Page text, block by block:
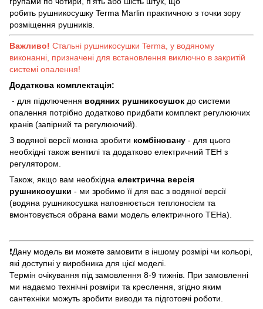
робить рушникосушку Terma Marlin практичною з точки зору
розміщення рушників.
Важливо! Стальні рушникосушки Terma, у водяному
виконанні, призначені для встановлення виключно в закритій
системі опалення!
Додаткова комплектація:
- для підключення водяних рушникосушок до системи
опалення потрібно додатково придбати комплект регулюючих
кранів (запірний та регулюючий).
З водяної версії можна зробити комбіновану - для цього
необхідні також вентилі та додатково електричний ТЕН з
регулятором.
Також, якщо вам необхідна електрична версія
рушникосушки - ми зробимо її для вас з водяної версії
(водяна рушникосушка наповнюється теплоносієм та
вмонтовується обрана вами модель електричного ТЕНа).
❗️Дану модель ви можете замовити в іншому розмірі чи кольорі,
які доступні у виробника для цієї моделі.
Термін очікування під замовлення 8-9 тижнів. При замовленні
ми надаємо технічні розміри та креслення, згідно яким
сантехніки можуть зробити виводи та підготовчі роботи.